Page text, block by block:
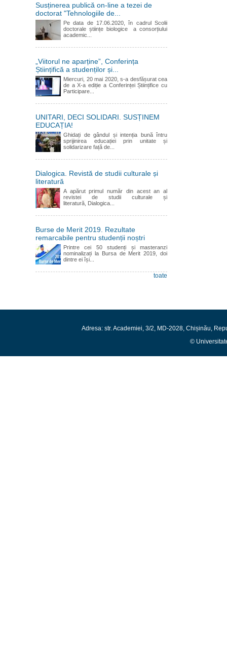
Susținerea publică on-line a tezei de
doctorat "Tehnologiile de...
Pe data de 17.06.2020, în cadrul Scolii
doctorale științe biologice a consorțiului
academic...
„Viitorul ne aparține”, Conferința
Științifică a studenților și...
Miercuri, 20 mai 2020, s-a desfășurat cea
de a X-a ediție a Conferinței Științifice cu
Participare...
UNITARI, DECI SOLIDARI. SUSȚINEM
EDUCAȚIA!
Ghidați de gândul și intenția bună întru
sprijinirea educației prin unitate și
solidarizare față de...
Dialogica. Revistă de studii culturale și
literatură
A apărut primul număr din acest an al
revistei de studii culturale și
literatură, Dialogica...
Burse de Merit 2019. Rezultate
remarcabile pentru studenții noștri
Printre cei 50 studenți și masteranzi
nominalizați la Bursa de Merit 2019, doi
dintre ei își...
toate
Adresa: str. Academiei, 3/2, MD-2028, Chișinău,
©